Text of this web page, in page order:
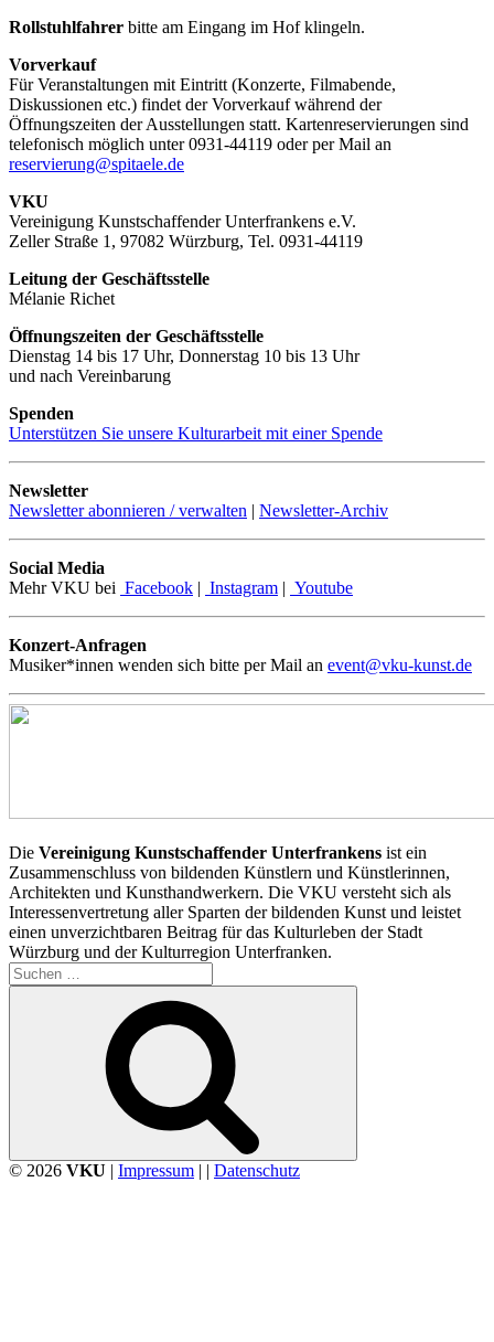
Rollstuhlfahrer bitte am Eingang im Hof klingeln.
Vorverkauf
Für Veranstaltungen mit Eintritt (Konzerte, Filmabende,
Diskussionen etc.) findet der Vorverkauf während der
Öffnungszeiten der Ausstellungen statt. Kartenreservierungen sind
telefonisch möglich unter 0931-44119 oder per Mail an
reservierung@spitaele.de
VKU
Vereinigung Kunstschaffender Unterfrankens e.V.
Zeller Straße 1, 97082 Würzburg, Tel. 0931-44119
Leitung der Geschäftsstelle
Mélanie Richet
Öffnungszeiten der Geschäftsstelle
Dienstag 14 bis 17 Uhr, Donnerstag 10 bis 13 Uhr
und nach Vereinbarung
Spenden
Unterstützen Sie unsere Kulturarbeit mit einer Spende
Newsletter
Newsletter abonnieren / verwalten | Newsletter-Archiv
Social Media
Mehr VKU bei Facebook | Instagram | Youtube
Konzert-Anfragen
Musiker*innen wenden sich bitte per Mail an event@vku-kunst.de
Die Vereinigung Kunstschaffender Unterfrankens ist ein
Zusammenschluss von bildenden Künstlern und Künstlerinnen,
Architekten und Kunsthandwerkern. Die VKU versteht sich als
Interessenvertretung aller Sparten der bildenden Kunst und leistet
einen unverzichtbaren Beitrag für das Kulturleben der Stadt
Würzburg und der Kulturregion Unterfranken.
Suchen
nach:
© 2026 VKU | Impressum | | Datenschutz